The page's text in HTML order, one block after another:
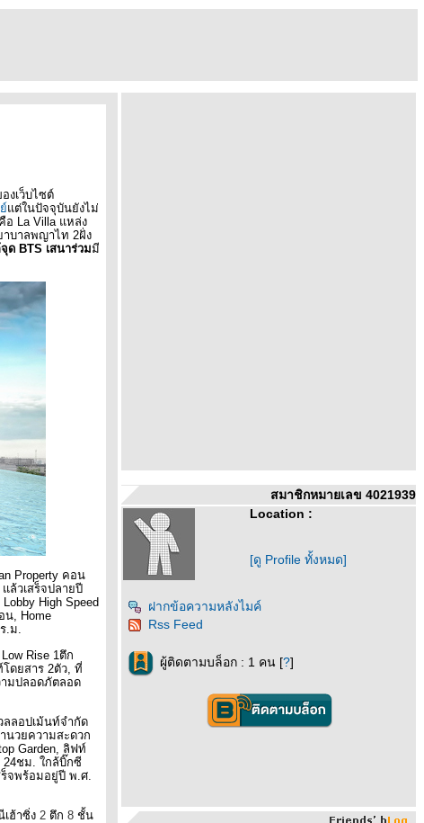
งเว็บไซต์
ต่ในปัจจุบันยังไม่
อ La Villa หล่ง
าบาลพญาไท 2ฝั่ง
ด BTS เสนาร่วมมี
Property คอน
ล้วเสร็จปลายปี
Lobby High Speed
น , Home
.ม.
Low Rise 1 ตึก
ดยสาร 2ตัว ที่
มปลอดภัตลอด
ลลอปเม้นท์จำกัด
นวยความสะดวก
Garden, ลิฟท์
24ชม. กล้บิ๊กซี
ร็จพร้อมอยู่ปี พ.ศ.
ฮ้าซิ่ง 2 ตึก 8 ชั้น
สมาชิกหมายเลข 4021939
Location :
[ดู Profile ทั้งหมด]
ฝากข้อความหลังไมค์
Rss Feed
ผู้ติดตามบล็อก : 1 คน [?]